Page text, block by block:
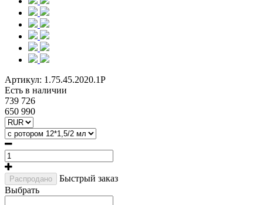
Артикул: 1.75.45.2020.1Р
Есть в наличии
739 726
650 990
Распродано
Быстрый заказ
Выбрать